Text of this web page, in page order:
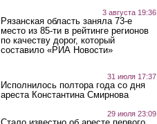
3 августа 19:36
Рязанская область заняла 73-е
место из 85-ти в рейтинге регионов
по качеству дорог, который
составило «РИА Новости»
31 июля 17:37
Исполнилось полтора года со дня
ареста Константина Смирнова
29 июля 23:09